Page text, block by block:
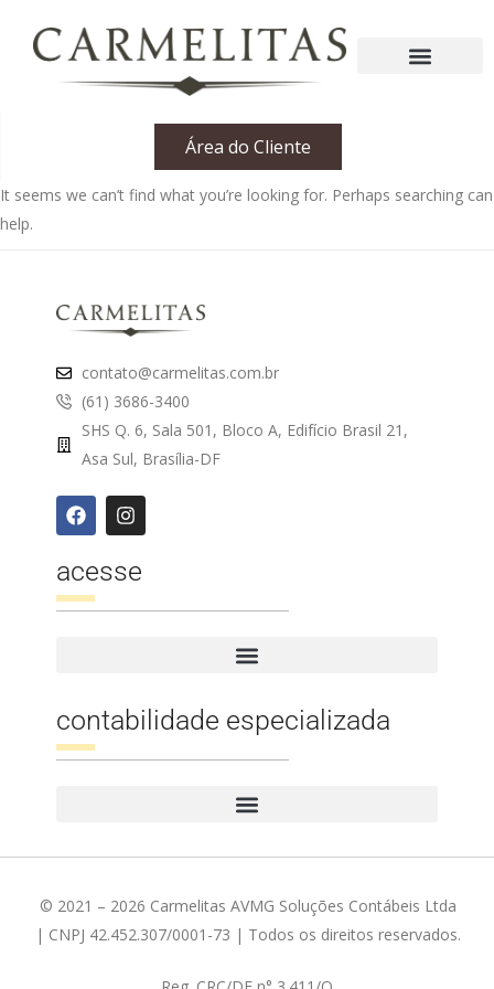
Área do Cliente
It seems we can’t find what you’re looking for. Perhaps searching can
help.
contato@carmelitas.com.br
(61) 3686-3400
SHS Q. 6, Sala 501, Bloco A, Edifício Brasil 21,
Asa Sul, Brasília-DF
acesse
contabilidade especializada
© 2021 – 2026 Carmelitas AVMG Soluções Contábeis Ltda
| CNPJ 42.452.307/0001-73 | Todos os direitos reservados.